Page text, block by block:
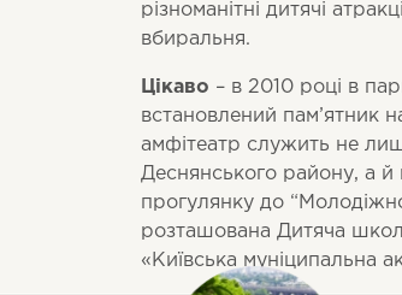
різноманітні дитячі
вбиральня.
Цікаво – в 2010 році в
встановлений пам’ятник
амфітеатр служить не
Деснянського району, а й
прогулянку до
розташована Дитяча
«Київська муніципальна